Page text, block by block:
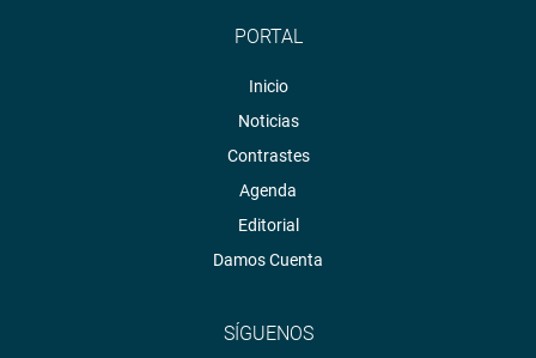
PORTAL
Inicio
Noticias
Contrastes
Agenda
Editorial
Damos Cuenta
SÍGUENOS